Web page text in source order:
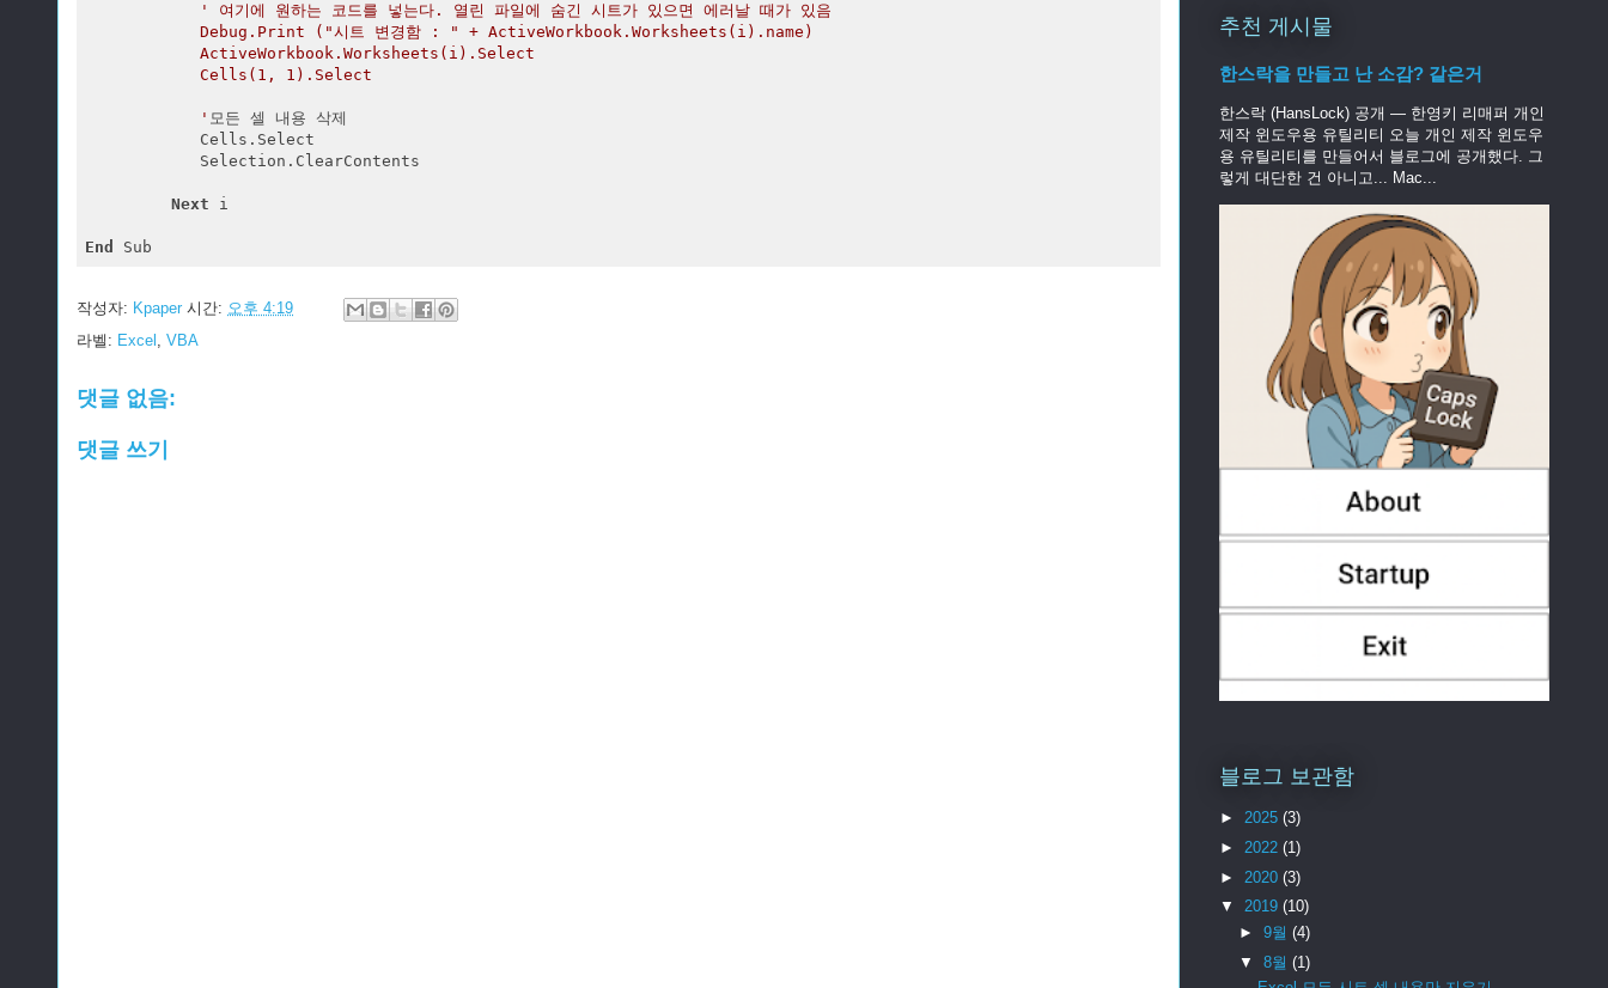
' 여기에 원하는 코드를 넣는다. 열린 파일에 숨긴 시트가 있으면 에러날 때가 있음
            Debug.Print ("시트 변경함 : " + ActiveWorkbook.Worksheets(i).name)
            ActiveWorkbook.Worksheets(i).Select
            Cells(1, 1).Select
            '
모든 셀 내용 삭제
            Cells.Select
            Selection.ClearContents
Next i
End
작성자: Kpaper 시간: 오후 4:19
라벨: Excel VBA
댓글 없음:
댓글 쓰기
추천 게시물
한스락을 만들고 난 소감? 같은거
한스락 (HansLock) 공개 — 한영키 리매퍼 개인
제작 윈도우용 유틸리티 오늘 개인 제작 윈도우
용 유틸리티를 만들어서 블로그에 공개했다. 그
렇게 대단한 건 아니고... Mac...
블로그 보관함
► 2025 (3)
► 2022 (1)
► 2020 (3)
▼ 2019 (10)
► 9월 (4)
▼ 8월 (1)